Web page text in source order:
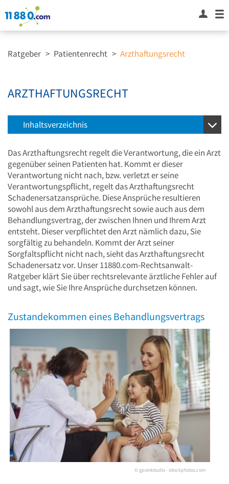
Ratgeber > Patientenrecht > Arzthaftungsrecht
ARZTHAFTUNGSRECHT
Inhaltsverzeichnis
Das Arzthaftungsrecht regelt die Verantwortung, die ein Arzt
gegenüber seinen Patienten hat. Kommt er dieser
Verantwortung nicht nach, bzw. verletzt er seine
Verantwortungspflicht, regelt das Arzthaftungsrecht
Schadenersatzansprüche. Diese Ansprüche resultieren
sowohl aus dem Arzthaftungsrecht sowie auch aus dem
Behandlungsvertrag, der zwischen Ihnen und Ihrem Arzt
entsteht. Dieser verpflichtet den Arzt nämlich dazu, Sie
sorgfältig zu behandeln. Kommt der Arzt seiner
Sorgfaltspflicht nicht nach, sieht das Arzthaftungsrecht
Schadenersatz vor. Unser 11880.com-Rechtsanwalt-
Ratgeber klärt Sie über rechtsrelevante ärztliche Fehler auf
und sagt, wie Sie Ihre Ansprüche durchsetzen können.
Zustandekommen eines Behandlungsvertrags
© gpointstudio - istockphotos.com